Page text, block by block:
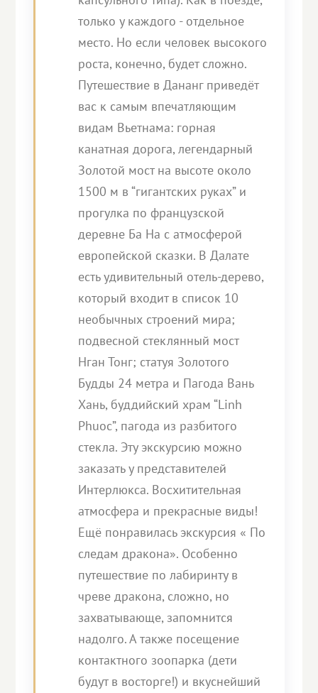
только у каждого - отдельное
место. Но если человек высокого
роста, конечно, будет сложно.
Путешествие в Дананг приведёт
вас к самым впечатляющим
видам Вьетнама: горная
канатная дорога, легендарный
Золотой мост на высоте около
1500 м в “гигантских руках” и
прогулка по французской
деревне Ба На с атмосферой
европейской сказки. В Далате
есть удивительный отель-дерево,
который входит в список 10
необычных строений мира;
подвесной стеклянный мост
Нган Тонг; статуя Золотого
Будды 24 метра и Пагода Вань
Хань, буддийский храм “Linh
Phuoc”, пагода из разбитого
стекла. Эту экскурсию можно
заказать у представителей
Интерлюкса. Восхитительная
атмосфера и прекрасные виды!
Ещё понравилась экскурсия « По
следам дракона». Особенно
путешествие по лабиринту в
чреве дракона, сложно, но
захватывающе, запомнится
надолго. А также посещение
контактного зоопарка (дети
будут в восторге!) и вкуснейший